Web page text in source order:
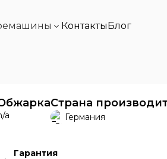
КонтактыБлог
a
Страна
Германия
Гарантия